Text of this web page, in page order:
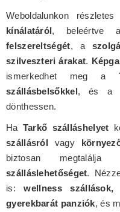
Weboldalunkon részletes
kínálatáról, beleértve
felszereltségét, a
szilveszteri árakat.
ismerkedhet meg a
szállásbelsőkkel, és a
dönthessen.
Ha Tarkő szálláshelyet
szállásról vagy
biztosan
szálláslehetőséget.
is:wellness
gyerekbarát panziók, és